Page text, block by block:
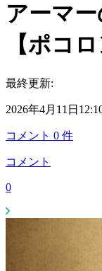
アーマ
【ポコ
最終更新:
2026年4月11日
コメント 0 件
コメント
0